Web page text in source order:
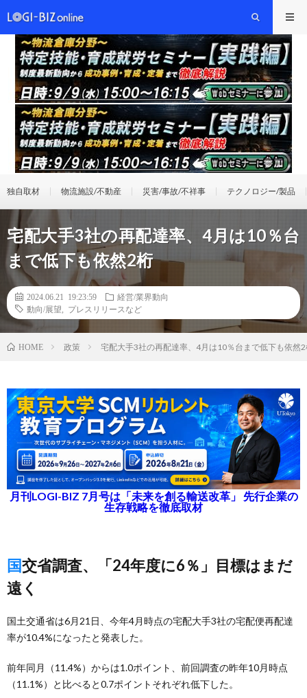
独自取材 物流施設/不動産 災害/事故/不祥事 テクノロジー/製品
宅配大手3社の再配達率、4月は10％台
まで低下も依然2桁
2024.06.21 19:23:59
経営/業界動向
動向/展望
プレスリリースなど
HOME 政策 宅配大手3社の再配達率、4月は10％台まで低下も依然
月刊LOGI-BIZ 7月号は「未来を創る輸送改革」 先行企業の
生存戦略を徹底取材
国交省調査、「24年度に6％」目標はまだ
遠く
国土交通省は6月21日、今年4月時点の宅配大手3社の宅配便再配達
率が10.4%になったと発表した。
前年同月（11.4%）からは1.0ポイント、前回調査の昨年10月時点
（11.1%）と比べると0.7ポイントそれぞれ低下した。